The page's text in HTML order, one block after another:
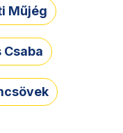
Műjég
Csaba